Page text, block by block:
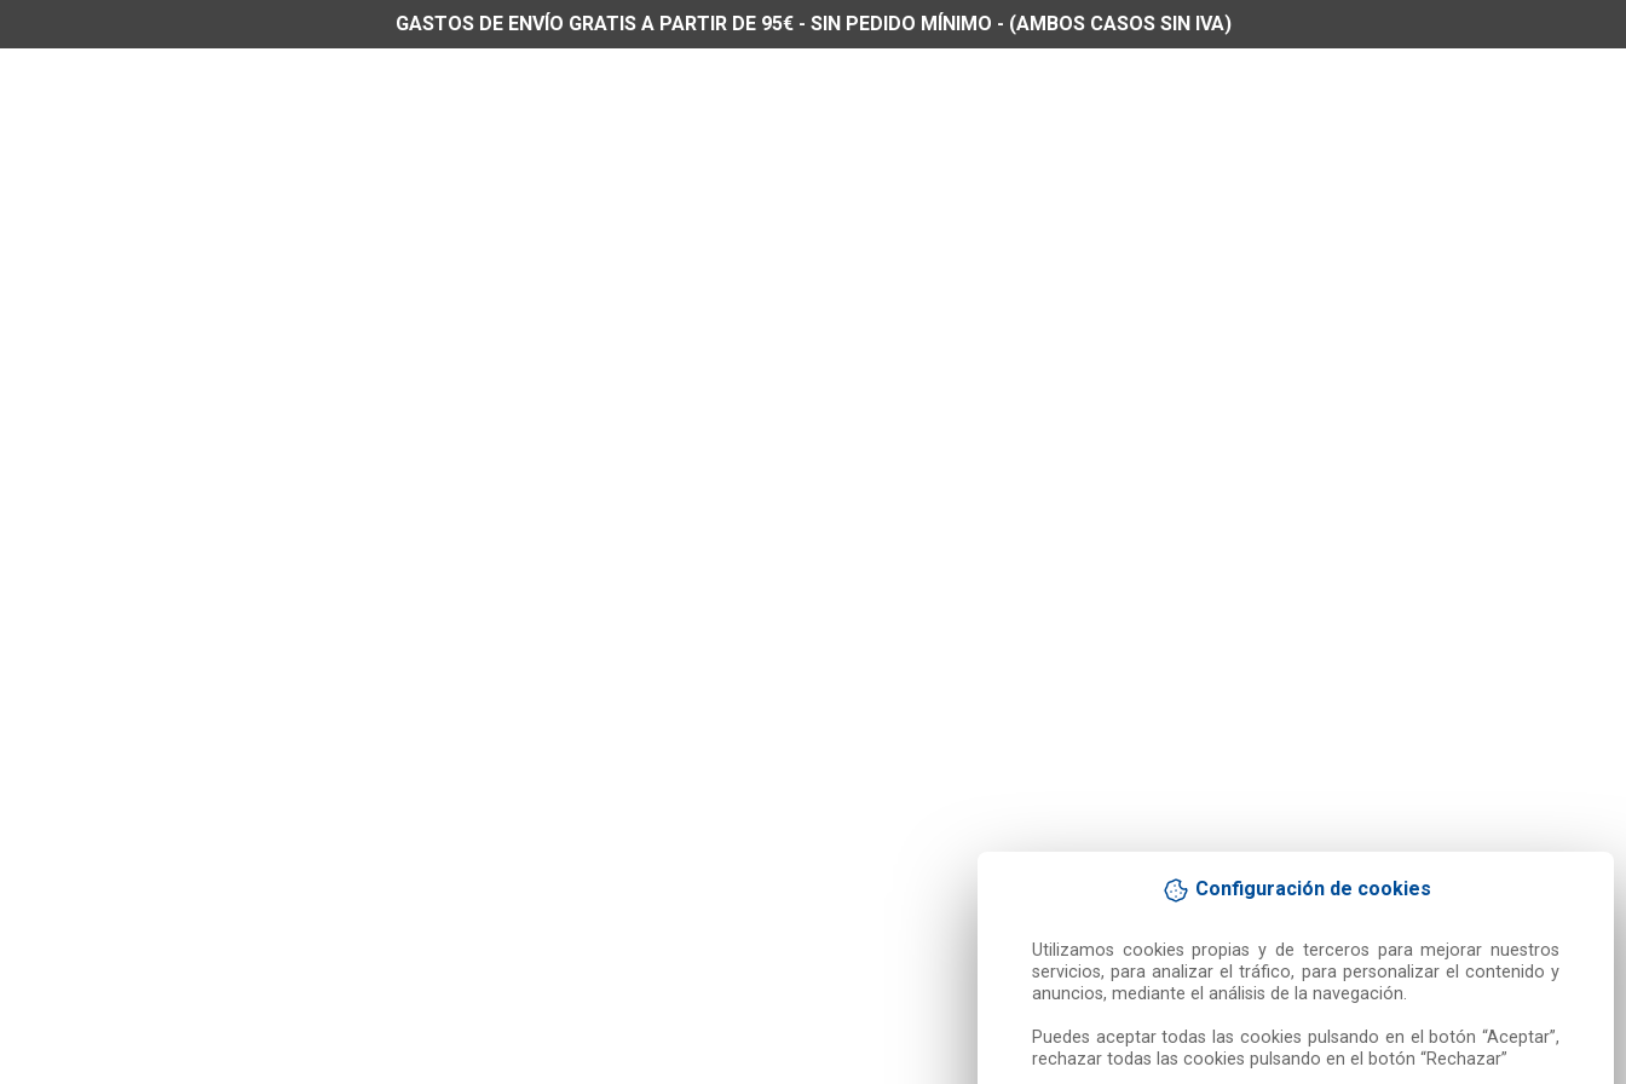
Configuración de cookies
Utilizamos cookies propias y de terceros para mejorar nuestros
servicios, para analizar el tráfico, para personalizar el contenido y
anuncios, mediante el análisis de la navegación.
Puedes aceptar todas las cookies pulsando en el botón “Aceptar”,
rechazar todas las cookies pulsando en el botón “Rechazar”
GASTOS DE ENVÍO GRATIS A PARTIR DE 95€ - SIN PEDIDO MÍNIMO - (AMBOS CASOS SIN IVA)